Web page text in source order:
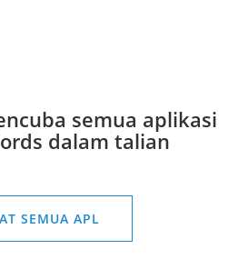
semua aplikasi
dalam talian
SEMUA APL